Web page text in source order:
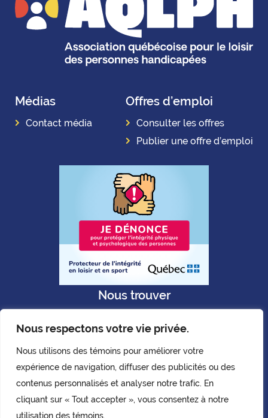
Nous respectons votre vie privée.
Nous utilisons des témoins pour améliorer votre
expérience de navigation, diffuser des publicités ou des
contenus personnalisés et analyser notre trafic. En
cliquant sur « Tout accepter », vous consentez à notre
utilisation des témoins.
Médias
Contact média
Offres d’emploi
Consulter les offres
Publier une offre d’emploi
Nous trouver
Politique de confidentialité
Copyright © AQLPH. 2026.